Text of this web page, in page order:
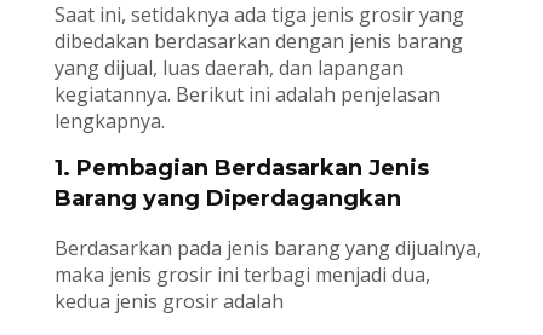
Saat ini, setidaknya ada tiga jenis grosir yang
dibedakan berdasarkan dengan jenis barang
yang dijual, luas daerah, dan lapangan
kegiatannya. Berikut ini adalah penjelasan
lengkapnya.
1. Pembagian Berdasarkan Jenis
Barang yang Diperdagangkan
Berdasarkan pada jenis barang yang dijualnya,
maka jenis grosir ini terbagi menjadi dua,
kedua jenis grosir adalah